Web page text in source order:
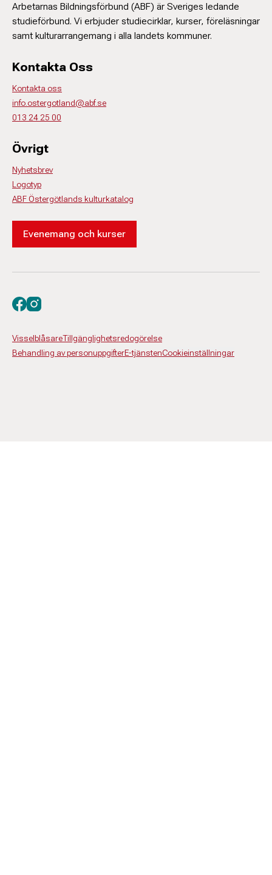
Arbetarnas Bildningsförbund (ABF) är Sveriges ledande
studieförbund. Vi erbjuder studiecirklar, kurser, föreläsningar
samt kulturarrangemang i alla landets kommuner.
Kontakta Oss
Kontakta oss
info.ostergotland@abf.se
013 24 25 00
Övrigt
Nyhetsbrev
Logotyp
ABF Östergötlands kulturkatalog
Evenemang och kurser
VisselblåsareTillgänglighetsredogörelse
Behandling av personuppgifterE-tjänstenCookieinställningar
Besök oss på facebook
Besök oss på instagram